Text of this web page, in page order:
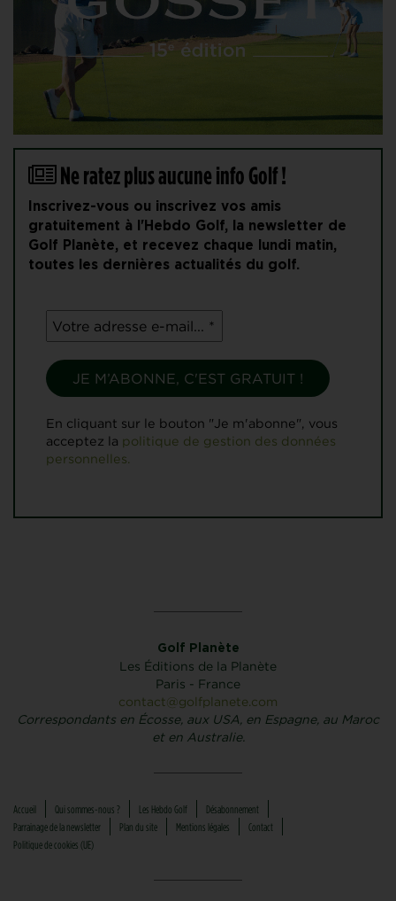
Ne ratez plus aucune info Golf !
Inscrivez-vous ou inscrivez vos amis
gratuitement à l'Hebdo Golf, la newsletter de
Golf Planète, et recevez chaque lundi matin,
toutes les dernières actualités du golf.
En cliquant sur le bouton "Je m'abonne", vous
acceptez la politique de gestion des données
personnelles.
Golf Planète
Les Éditions de la Planète
Paris - France
contact@golfplanete.com
Correspondants en Écosse, aux USA, en Espagne, au Maroc
et en Australie.
Accueil Qui sommes-nous ? Les Hebdo Golf
Désabonnement
Parrainage de la newsletter
Plan du site Mentions légales
Contact
Politique de cookies (UE)